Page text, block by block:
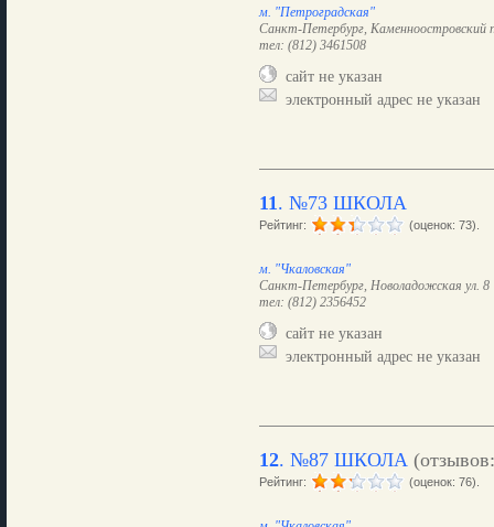
м. "Петроградская"
Санкт-Петербург, Каменноостровский
тел: (812) 3461508
сайт не указан
электронный адрес не указан
11. №73 ШКОЛА
Рейтинг: (оценок: 73).
м. "Чкаловская"
Санкт-Петербург, Новоладожская ул. 8
тел: (812) 2356452
сайт не указан
электронный адрес не указан
12. №87 ШКОЛА
Рейтинг: (оценок: 76).